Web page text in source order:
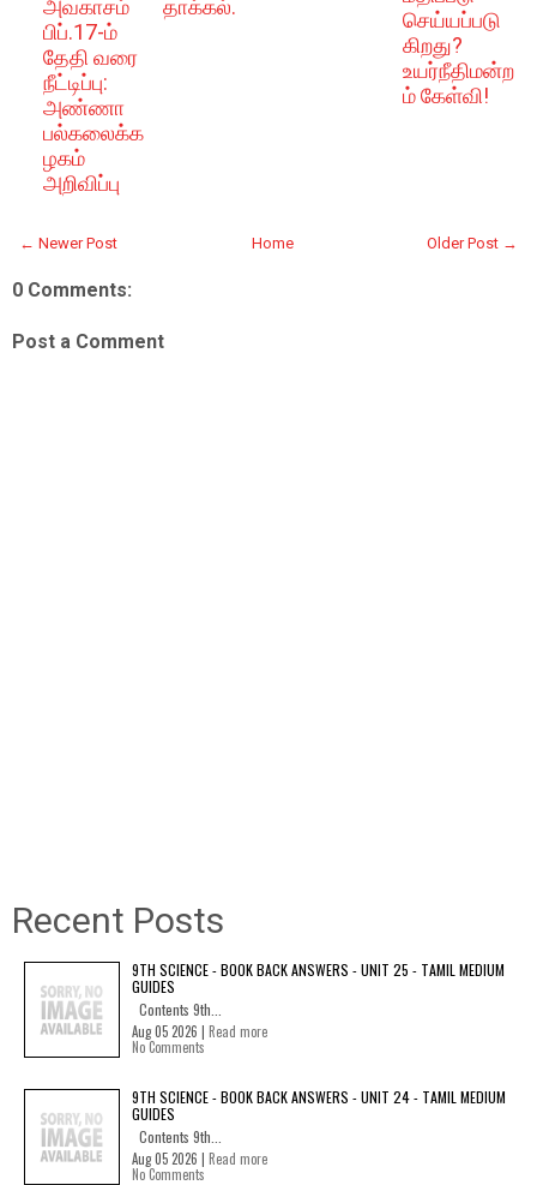
அவகாசம்
பிப்.17-ம்
தேதி வரை
நீட்டிப்பு:
அண்ணா
பல்கலைக்க
ழகம்
அறிவிப்பு
தாக்கல்.
செய்யப்படு
கிறது?
உயர்நீதிமன்ற
ம் கேள்வி!
← Newer Post Older Post →
Home
0 Comments:
Post a Comment
Recent Posts
9TH SCIENCE - BOOK BACK ANSWERS - UNIT 25 - TAMIL MEDIUM
GUIDES
Contents 9th...
Aug 05 2026 | Read more
No Comments
9TH SCIENCE - BOOK BACK ANSWERS - UNIT 24 - TAMIL MEDIUM
GUIDES
Contents 9th...
Aug 05 2026 | Read more
No Comments